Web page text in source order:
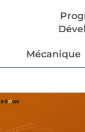
Mécanique